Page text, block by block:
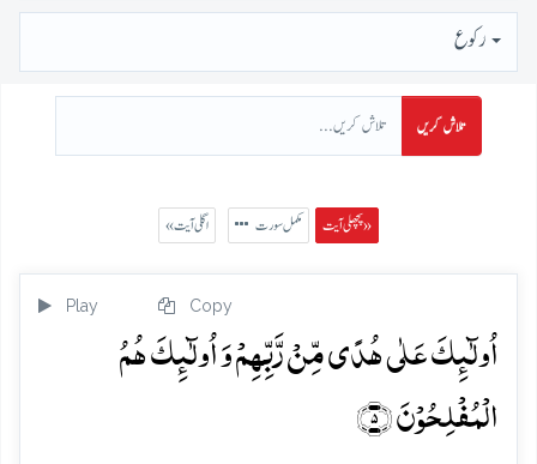
رُكوع
تلاش کریں
پچھلی آیت » مکمل سورت « اگلی آیت
Play Copy
اُولٰٓئِکَ عَلٰی ہُدًی مِّنۡ رَّبِّہِمۡ وَ اُولٰٓئِکَ ہُمُ
الۡمُفۡلِحُوۡنَ ﴿۵﴾